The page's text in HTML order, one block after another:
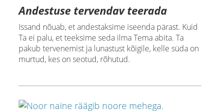
Andestuse tervendav teerada
Issand nõuab, et andestaksime iseenda pärast. Kuid
Ta ei palu, et teeksime seda ilma Tema abita. Ta
pakub tervenemist ja lunastust kõigile, kelle süda on
murtud, kes on seotud, rõhutud.